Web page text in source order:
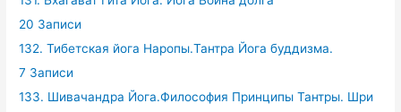
20 Записи
132. Тибетская йога Наропы.Тантра Йога буддизма.
7 Записи
133. Шивачандра Йога.Философия Принципы Тантры. Шри